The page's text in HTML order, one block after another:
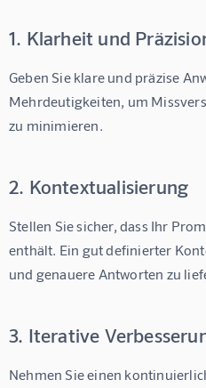
1. Klarheit und
Geben Sie klare und präzise
Mehrdeutigkeiten, um
zu minimieren.
2. Kontextualisierung
Stellen Sie sicher, dass Ihr
enthält. Ein gut definierter
und genauere Antworten zu
3. Iterative
Nehmen Sie einen